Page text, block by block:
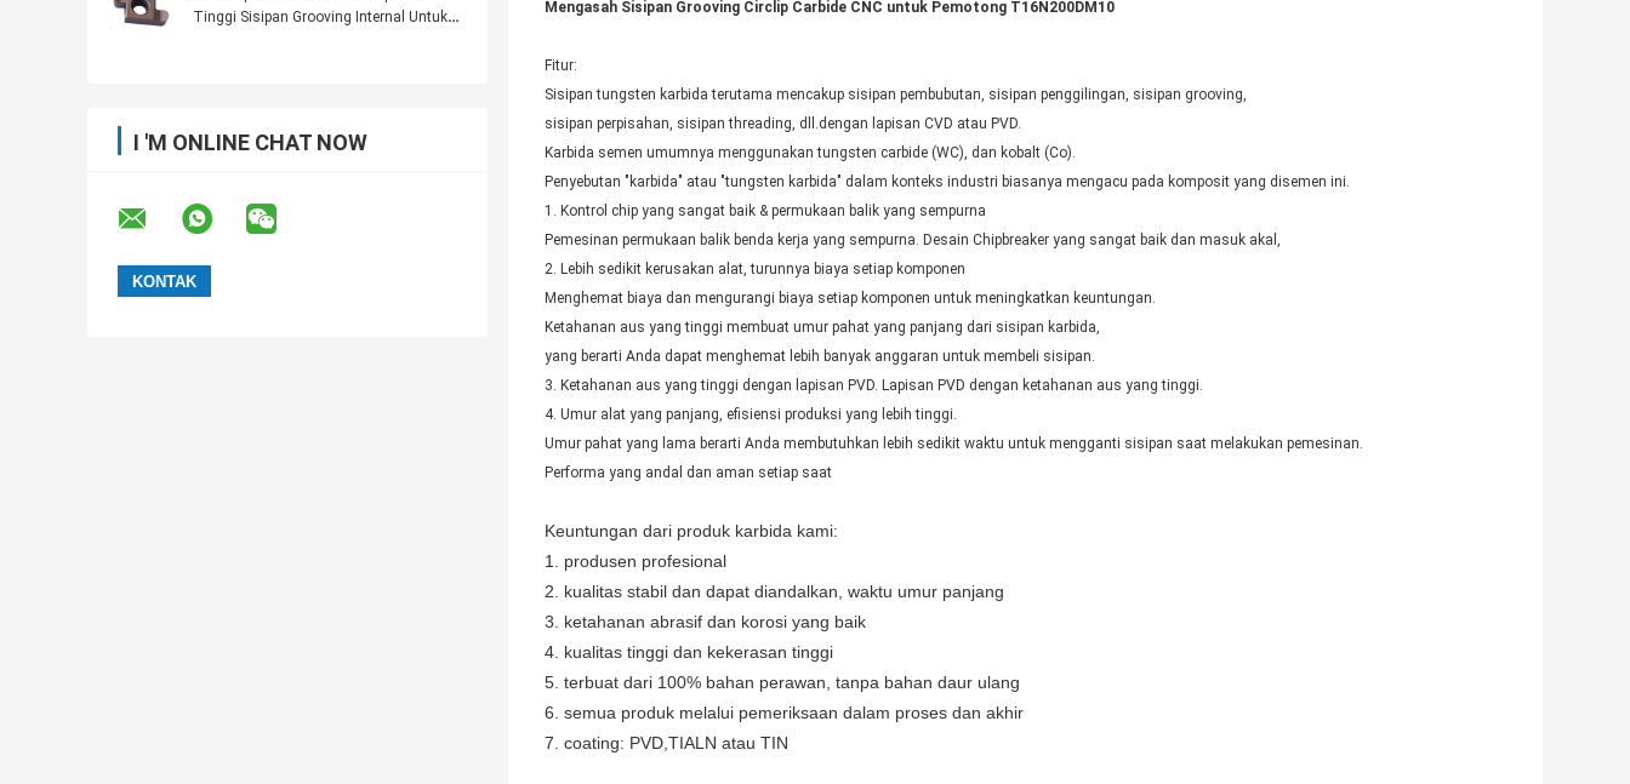
Tinggi Sisipan Grooving Internal Untuk
I 'M ONLINE CHAT NOW
Mengasah Sisipan Grooving Circlip Carbide CNC untuk Pemotong T16N200DM10
Fitur:
Sisipan tungsten karbida terutama mencakup sisipan pembubutan, sisipan penggilingan, sisipan grooving,
sisipan perpisahan, sisipan threading, dll.dengan lapisan CVD atau PVD.
Karbida semen umumnya menggunakan tungsten carbide (WC), dan kobalt (Co).
Penyebutan "karbida" atau "tungsten karbida" dalam konteks industri biasanya mengacu pada komposit yang disemen ini.
1. Kontrol chip yang sangat baik & permukaan balik yang sempurna
Pemesinan permukaan balik benda kerja yang sempurna. Desain Chipbreaker yang sangat baik dan masuk akal,
2. Lebih sedikit kerusakan alat, turunnya biaya setiap komponen
Menghemat biaya dan mengurangi biaya setiap komponen untuk meningkatkan keuntungan.
Ketahanan aus yang tinggi membuat umur pahat yang panjang dari sisipan karbida,
yang berarti Anda dapat menghemat lebih banyak anggaran untuk membeli sisipan.
3. Ketahanan aus yang tinggi dengan lapisan PVD. Lapisan PVD dengan ketahanan aus yang tinggi.
4. Umur alat yang panjang, efisiensi produksi yang lebih tinggi.
Umur pahat yang lama berarti Anda membutuhkan lebih sedikit waktu untuk mengganti sisipan saat melakukan pemesinan.
Performa yang andal dan aman setiap saat
Keuntungan dari produk karbida kami:
1. produsen profesional
2. kualitas stabil dan dapat diandalkan, waktu umur panjang
3. ketahanan abrasif dan korosi yang baik
4. kualitas tinggi dan kekerasan tinggi
5. terbuat dari 100% bahan perawan, tanpa bahan daur ulang
6. semua produk melalui pemeriksaan dalam proses dan akhir
7. coating: PVD,TIALN atau TIN